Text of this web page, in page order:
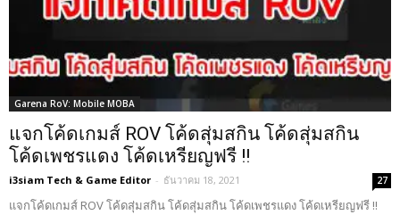
Garena RoV: Mobile MOBA
แจกโค้ดเกมส์ ROV โค้ดสุ่มสกิน โค้ดสุ่มสกิน
โค้ดเพชรแดง โค้ดเหรียญฟรี !!
i3siam Tech & Game Editor - ธันวาคม 18, 2021 27
แจกโค้ดเกมส์ ROV โค้ดสุ่มสกิน โค้ดสุ่มสกิน โค้ดเพชรแดง โค้ดเหรียญฟรี !!